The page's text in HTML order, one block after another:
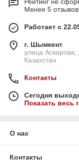
Рейтинг не
Менее 5
Работает с
г. Шымкент
улица
Казахстан
Контакты
Сегодня
Показать весь
О нас
Контакты